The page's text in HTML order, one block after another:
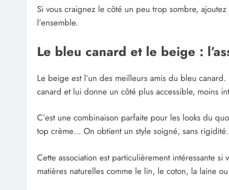
Si vous craignez le côté un peu trop sombre,
l’ensemble.
Le bleu canard et le beige :
Le beige est l’un des meilleurs amis du bleu
canard et lui donne un côté plus accessible, moins
C’est une combinaison parfaite pour les looks du
top crème… On obtient un style soigné, sans rigidité.
Cette association est particulièrement intéressante
matières naturelles comme le lin, le coton, la laine